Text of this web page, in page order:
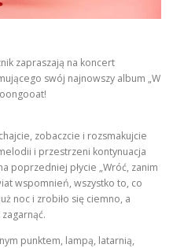
zapraszają na koncert
swój najnowszy album „W
zobaczcie i rozsmakujcie
i przestrzeni kontynuacja
poprzedniej płycie „Wróć, zanim
wspomnień, wszystko to, co
noc i zrobiło się ciemno, a
punktem, lampą, latarnią,